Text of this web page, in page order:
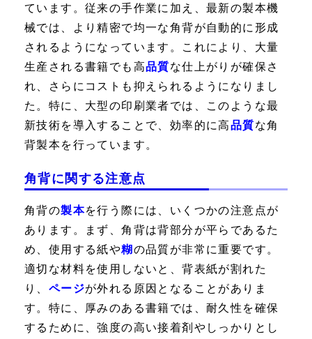
ています。従来の手作業に加え、最新の製本機
械では、より精密で均一な角背が自動的に形成
されるようになっています。これにより、大量
生産される書籍でも高品質な仕上がりが確保さ
れ、さらにコストも抑えられるようになりまし
た。特に、大型の印刷業者では、このような最
新技術を導入することで、効率的に高品質な角
背製本を行っています。
角背に関する注意点
角背の製本を行う際には、いくつかの注意点が
あります。まず、角背は背部分が平らであるた
め、使用する紙や糊 の品質が非常に重要です。
適切な材料を使用しないと、背表紙が割れた
り、 ページが外れる原因となることがありま
す。特に、厚みのある書籍では、耐久性を確保
するために、強度の高い接着剤やしっかりとし